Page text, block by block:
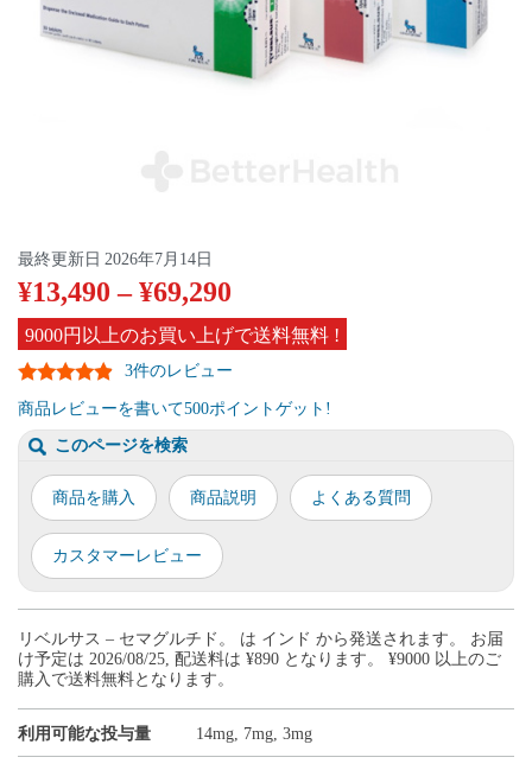
¥13,490 –¥69,290
9000円以上のお買い上げで送料無料 !
最終更新日 2026年7月14日
3件のレビュー
商品レビューを書いて500ポイントゲット!
このページを検索
商品を購入 商品説明 よくある質問
カスタマーレビュー
リベルサス – セマグルチド。 は インド から発送されます。 お届
け予定は 2026/08/25, 配送料は ¥890 となります。 ¥9000 以上のご
購入で送料無料となります。
利用可能な投与量 14mg, 7mg, 3mg